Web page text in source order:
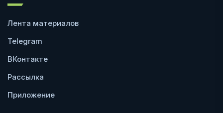
Лента материалов
Telegram
ВКонтакте
Рассылка
Приложение